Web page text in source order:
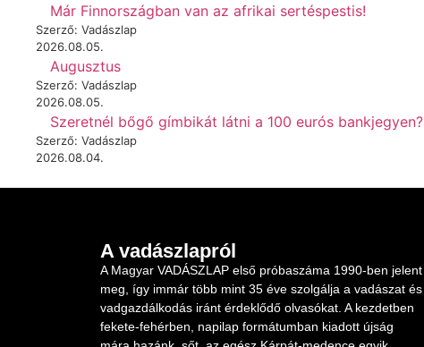
Már Finnországban van az afrikai sertéspestis!
Szerző: Vadászlap
2026.08.05.
Augusztus
Szerző: Vadászlap
2026.08.05.
Szeretnél bőgő gímbikát látni a 100 eurós bankjegyen?
Szerző: Vadászlap
2026.08.04.
A vadászlapról
A Magyar VADÁSZLAP első próbaszáma 1990-ben jelent
meg, így immár több mint 35 éve szolgálja a vadászat és
vadgazdálkodás iránt érdeklődő olvasókat. A kezdetben
fekete-fehérben, napilap formátumban kiadott újság